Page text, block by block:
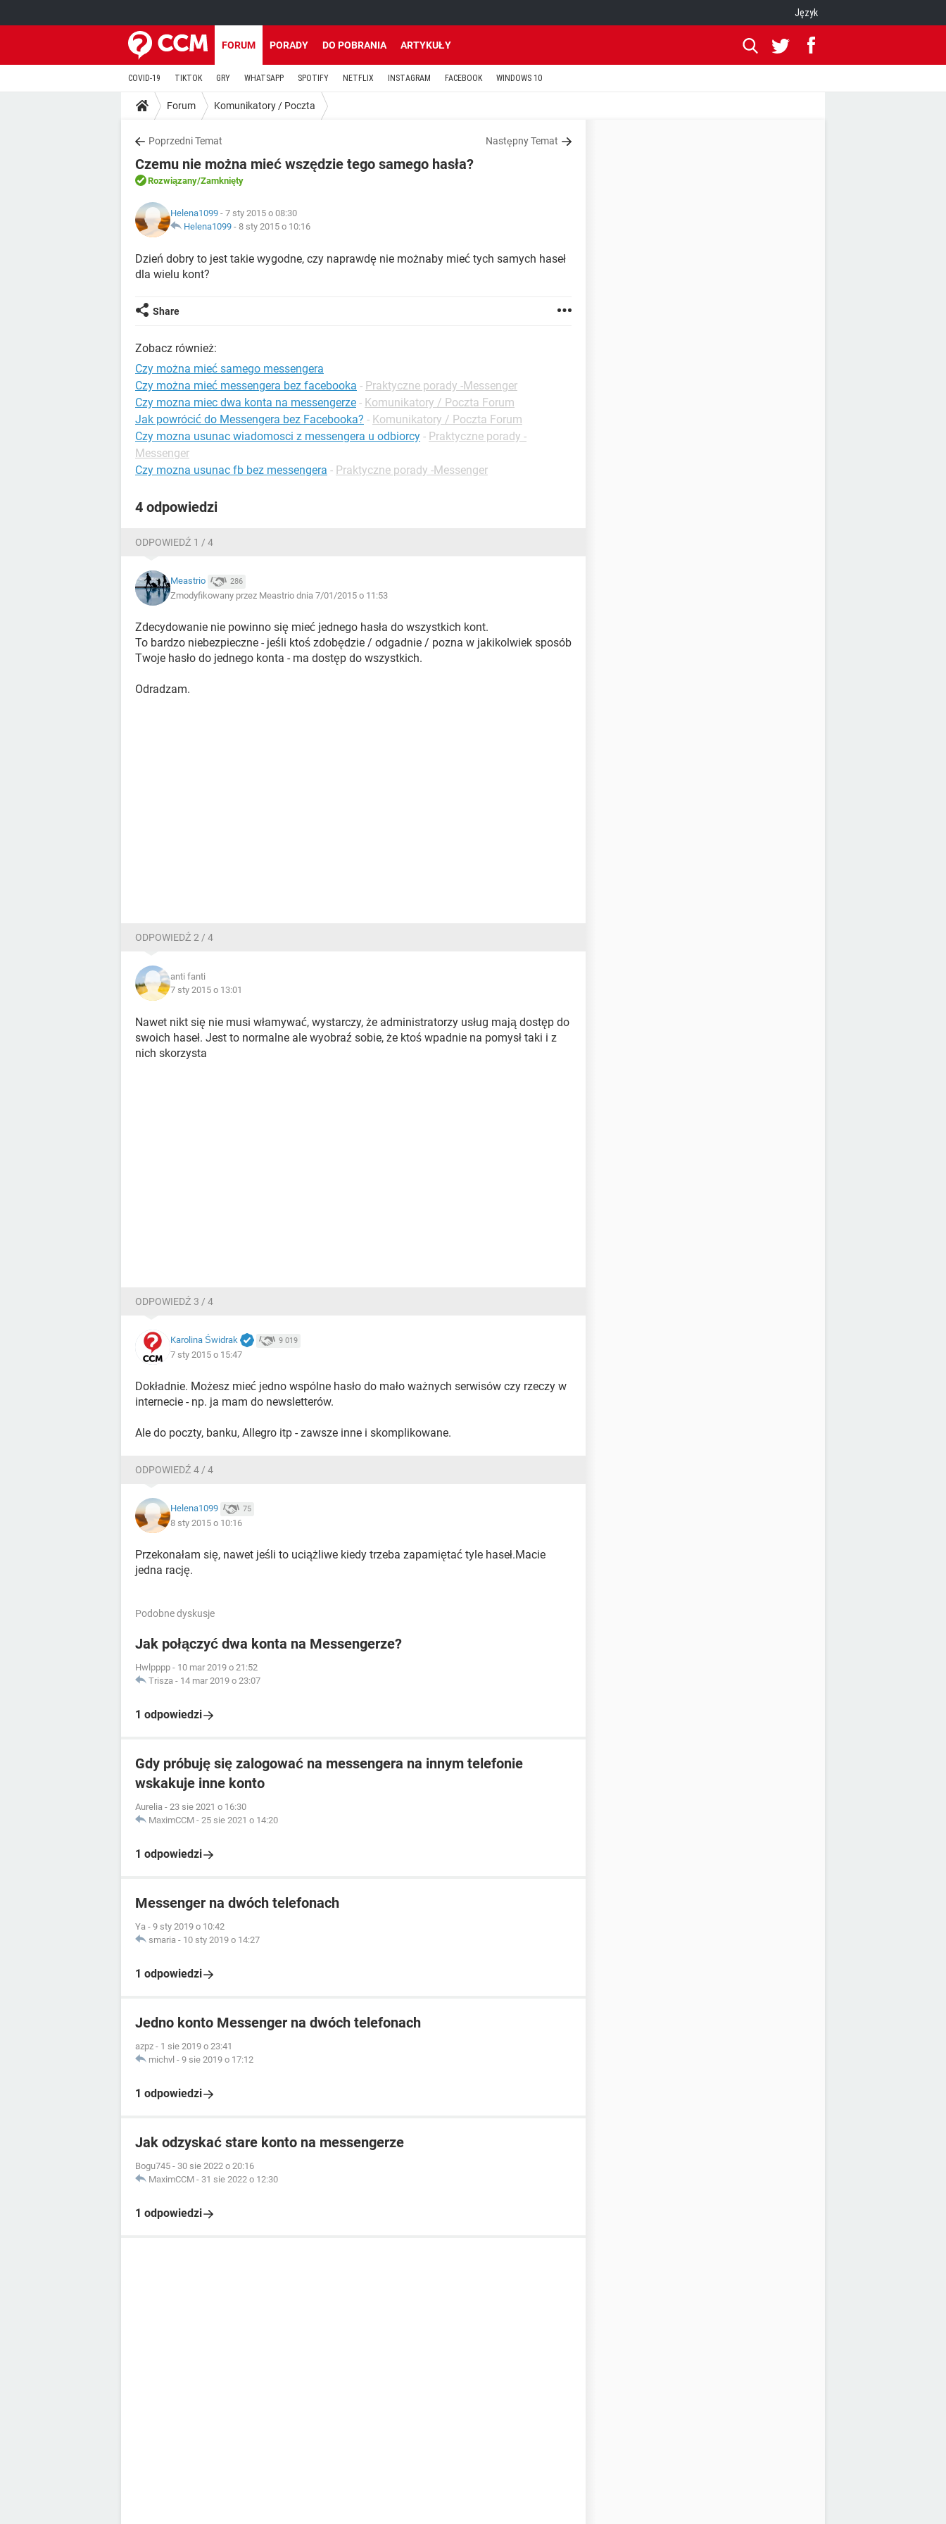
Język
FORUM PORADY DO POBRANIA ARTYKUŁY
COVID-19 TIKTOK GRY WHATSAPP SPOTIFY NETFLIX INSTAGRAM FACEBOOK WINDOWS 10
Forum Komunikatory / Poczta
Poprzedni Temat Następny Temat
Czemu nie można mieć wszędzie tego samego hasła?
Rozwiązany/Zamknięty
Helena1099 - 7 sty 2015 o 08:30
Helena1099 - 8 sty 2015 o 10:16
Dzień dobry to jest takie wygodne, czy naprawdę nie możnaby mieć tych samych haseł
dla wielu kont?
Share
Zobacz również:
Czy można mieć samego messengera
Czy można mieć messengera bez facebooka - Praktyczne porady -Messenger
Czy mozna miec dwa konta na messengerze - Komunikatory / Poczta Forum
Jak powrócić do Messengera bez Facebooka? - Komunikatory / Poczta Forum
Czy mozna usunac wiadomosci z messengera u odbiorcy - Praktyczne porady -
Messenger
Czy mozna usunac fb bez messengera - Praktyczne porady -Messenger
4 odpowiedzi
ODPOWIEDŹ 1 / 4
Meastrio 286
Zmodyfikowany przez Meastrio dnia 7/01/2015 o 11:53
Zdecydowanie nie powinno się mieć jednego hasła do wszystkich kont.
To bardzo niebezpieczne - jeśli ktoś zdobędzie / odgadnie / pozna w jakikolwiek sposób
Twoje hasło do jednego konta - ma dostęp do wszystkich.
Odradzam.
ODPOWIEDŹ 2 / 4
anti fanti
7 sty 2015 o 13:01
Nawet nikt się nie musi włamywać, wystarczy, że administratorzy usług mają dostęp do
swoich haseł. Jest to normalne ale wyobraź sobie, że ktoś wpadnie na pomysł taki i z
nich skorzysta
ODPOWIEDŹ 3 / 4
Karolina Świdrak 9 019
7 sty 2015 o 15:47
Dokładnie. Możesz mieć jedno wspólne hasło do mało ważnych serwisów czy rzeczy w
internecie - np. ja mam do newsletterów.
Ale do poczty, banku, Allegro itp - zawsze inne i skomplikowane.
ODPOWIEDŹ 4 / 4
Helena1099 75
8 sty 2015 o 10:16
Przekonałam się, nawet jeśli to uciążliwe kiedy trzeba zapamiętać tyle haseł.Macie
jedna rację.
Podobne dyskusje
Jak połączyć dwa konta na Messengerze?
Hwlpppp - 10 mar 2019 o 21:52
Trisza - 14 mar 2019 o 23:07
1 odpowiedzi
Gdy próbuję się zalogować na messengera na innym telefonie
wskakuje inne konto
Aurelia - 23 sie 2021 o 16:30
MaximCCM - 25 sie 2021 o 14:20
1 odpowiedzi
Messenger na dwóch telefonach
Ya - 9 sty 2019 o 10:42
smaria - 10 sty 2019 o 14:27
1 odpowiedzi
Jedno konto Messenger na dwóch telefonach
azpz - 1 sie 2019 o 23:41
michvl - 9 sie 2019 o 17:12
1 odpowiedzi
Jak odzyskać stare konto na messengerze
Bogu745 - 30 sie 2022 o 20:16
MaximCCM - 31 sie 2022 o 12:30
1 odpowiedzi